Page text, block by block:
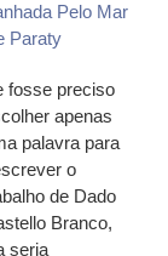
Pelo Mar
Paraty
fosse preciso
apenas
palavra para
o
de Dado
Branco,
seria